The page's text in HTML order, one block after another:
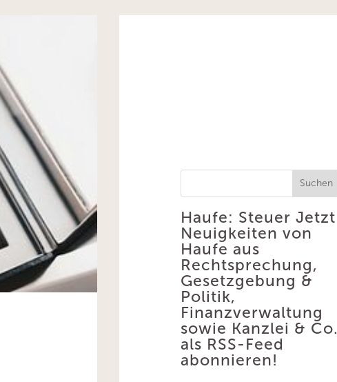
Suchen
Haufe: Steuer Jetzt
Neuigkeiten von
Haufe aus
Rechtsprechung,
Gesetzgebung &
Politik,
Finanzverwaltung
sowie Kanzlei & Co.
als RSS-Feed
abonnieren!